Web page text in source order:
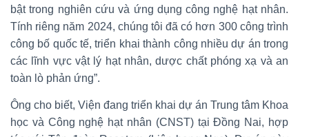
bật trong nghiên cứu và ứng dụng công nghệ hạt nhân.
Tính riêng năm 2024, chúng tôi đã có hơn 300 công trình
công bố quốc tế, triển khai thành công nhiều dự án trong
các lĩnh vực vật lý hạt nhân, dược chất phóng xạ và an
toàn lò phản ứng”.
Ông cho biết, Viện đang triển khai dự án Trung tâm Khoa
học và Công nghệ hạt nhân (CNST) tại Đồng Nai, hợp